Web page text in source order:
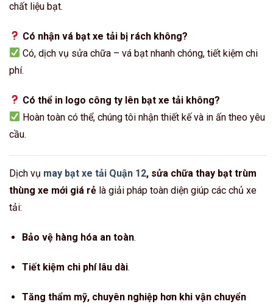
chất liệu bạt.
Có nhận vá bạt xe tải bị rách không?
Có, dịch vụ sửa chữa – vá bạt nhanh chóng, tiết kiệm chi
phí.
Có thể in logo công ty lên bạt xe tải không?
Hoàn toàn có thể, chúng tôi nhận thiết kế và in ấn theo yêu
cầu.
Dịch vụ may bạt xe tải Quận 12, sửa chữa thay bạt trùm
thùng xe mới giá rẻ là giải pháp toàn diện giúp các chủ xe
tải:
Bảo vệ hàng hóa an toàn.
Tiết kiệm chi phí lâu dài.
Tăng thẩm mỹ, chuyên nghiệp hơn khi vận chuyển